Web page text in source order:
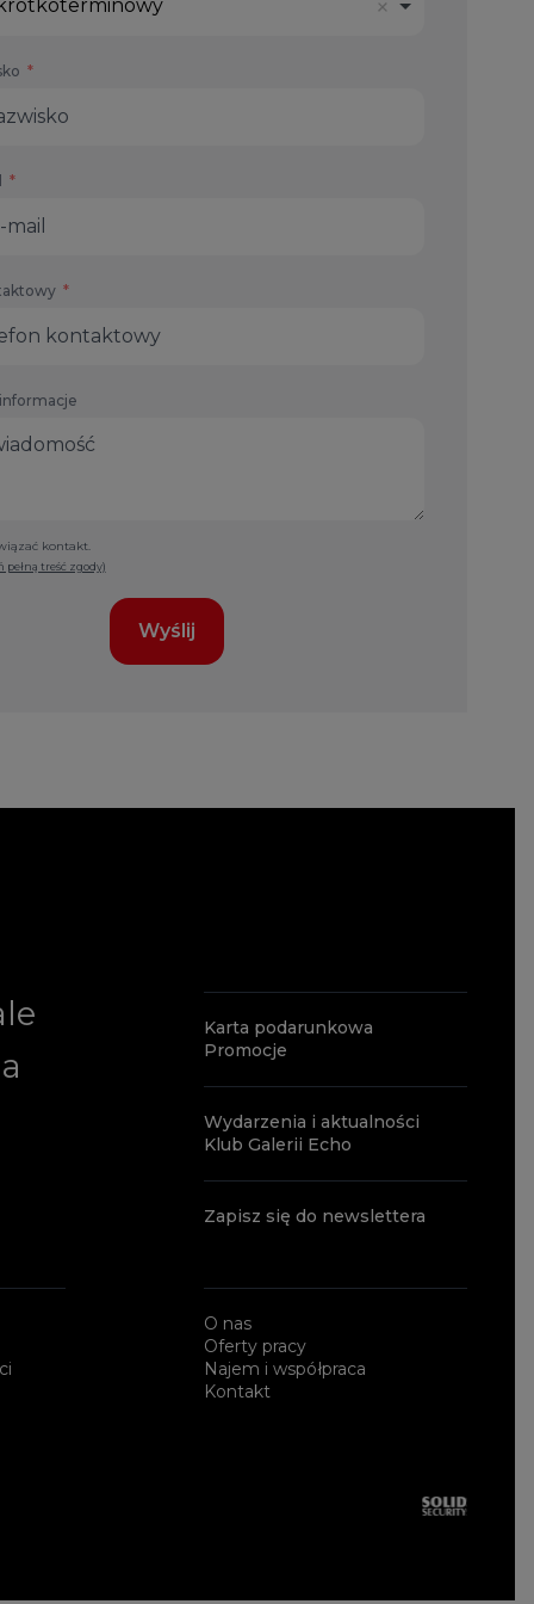
kontakt.
pełną treść zgody)
Wyślij
Karta podarunkowa
Promocje
Wydarzenia i aktualności
Klub Galerii Echo
Zapisz się do newslettera
O nas
Oferty pracy
Najem i współpraca
Kontakt